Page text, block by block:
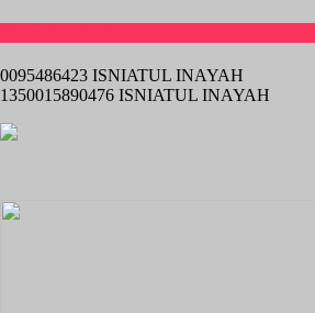
0095486423 ISNIATUL INAYAH
1350015890476 ISNIATUL INAYAH